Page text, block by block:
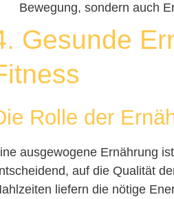
Bewegung, sondern auch
Gesunde
Rolle der
ausgewogene Ernährung
auf die Qualität
liefern die nötige